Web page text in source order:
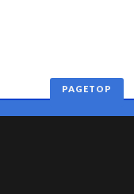
PAGETOP